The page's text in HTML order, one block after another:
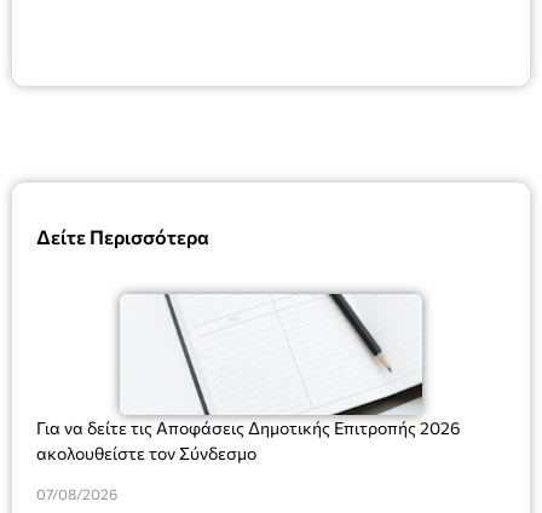
Δείτε Περισσότερα
Για να δείτε τις Αποφάσεις Δημοτικής Επιτροπής 2026
ακολουθείστε τον Σύνδεσμο
07/08/2026